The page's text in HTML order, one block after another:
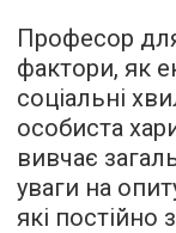
Професор
фактори, як
соціальні
особиста
вивчає
уваги на
які постійно